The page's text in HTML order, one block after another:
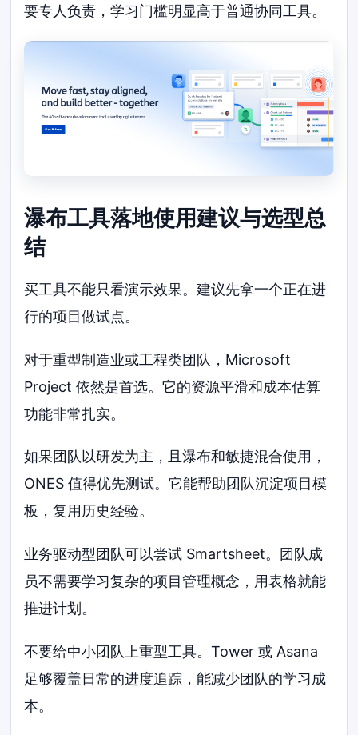
要专人负责，学习门槛明显高于普通协同工具。
瀑布工具落地使用建议与选型总
结
买工具不能只看演示效果。建议先拿一个正在进
行的项目做试点。
对于重型制造业或工程类团队，Microsoft
Project 依然是首选。它的资源平滑和成本估算
功能非常扎实。
如果团队以研发为主，且瀑布和敏捷混合使用，
ONES 值得优先测试。它能帮助团队沉淀项目模
板，复用历史经验。
业务驱动型团队可以尝试 Smartsheet。团队成
员不需要学习复杂的项目管理概念，用表格就能
推进计划。
不要给中小团队上重型工具。Tower 或 Asana
足够覆盖日常的进度追踪，能减少团队的学习成
本。